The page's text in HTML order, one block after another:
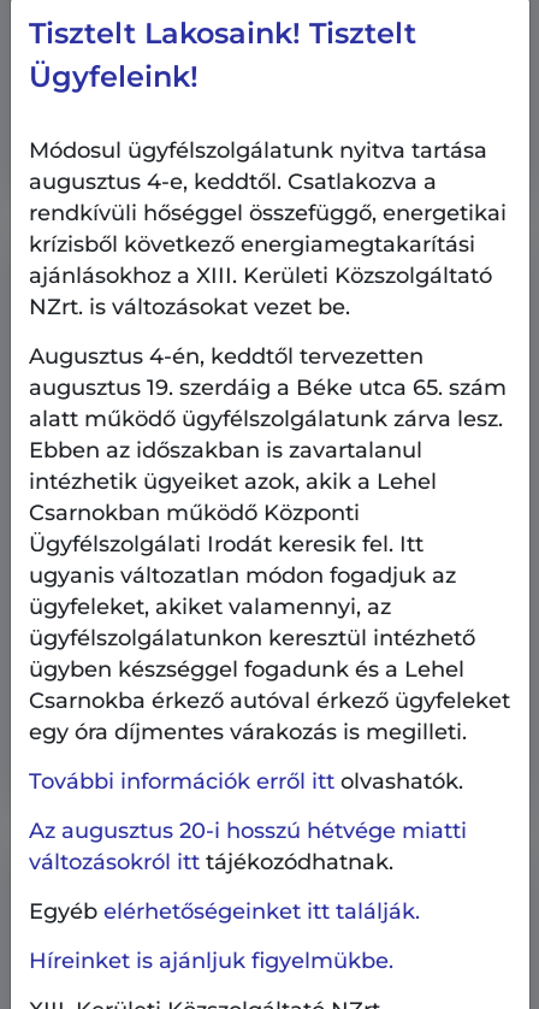
Ingatlangazdálkodás Pályázati hírek
lakáspályázatokon meghirdetett lakások
2026.07.6.
Ingatlangazdálkodás Pályázati hírek
Megjelentek a 2026. évi nyári
lakáspályázatok - már lehet pályázni
2026.06.22.
Tisztelt Lakosaink! Tisztelt
Ügyfeleink!
Módosul ügyfélszolgálatunk nyitva tartása
augusztus 4-e, keddtől. Csatlakozva a
rendkívüli hőséggel összefüggő, energetikai
krízisből következő energiamegtakarítási
ajánlásokhoz a XIII. Kerületi Közszolgáltató
NZrt. is változásokat vezet be.
Augusztus 4-én, keddtől tervezetten
augusztus 19. szerdáig a Béke utca 65. szám
alatt működő ügyfélszolgálatunk zárva lesz.
Ebben az időszakban is zavartalanul
intézhetik ügyeiket azok, akik a Lehel
Csarnokban működő Központi
Ügyfélszolgálati Irodát keresik fel. Itt
ugyanis változatlan módon fogadjuk az
ügyfeleket, akiket valamennyi, az
ügyfélszolgálatunkon keresztül intézhető
ügyben készséggel fogadunk és a Lehel
Csarnokba érkező autóval érkező ügyfeleket
egy óra díjmentes várakozás is megilleti.
További információk erről ittolvashatók.
Az augusztus 20-i hosszú hétvége miatti
változásokról itttájékozódhatnak.
Egyéb elérhetőségeinket itt találják.
Híreinket is ajánljuk figyelmükbe.